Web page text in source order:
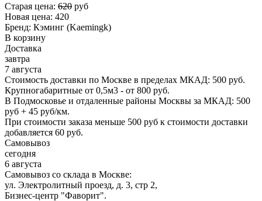
Старая цена: 620 руб
Новая цена: 420
Бренд: Кэминг (Kaemingk)
В корзину
Доставка
завтра
7 августа
Стоимость доставки по Москве в пределах МКАД: 500 руб.
Крупногабаритные от 0,5м3 - от 800 руб.
В Подмосковье и отдаленные районы Москвы за МКАД: 500
руб + 45 руб/км.
При стоимости заказа меньше 500 руб к стоимости доставки
добавляется 60 руб.
Самовывоз
сегодня
6 августа
Самовывоз со склада в Москве:
ул. Электролитный проезд, д. 3, стр 2,
Бизнес-центр "Фаворит".